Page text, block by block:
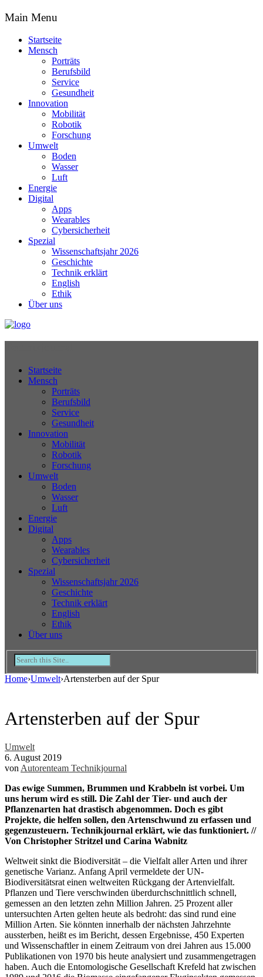
Main Menu
Startseite
Mensch
Porträts
Berufsbild
Service
Gesundheit
Innovation
Mobilität
Robotik
Forschung
Umwelt
Boden
Wasser
Luft
Energie
Digital
Apps
Wearables
Cybersicherheit
Spezial
Wissenschaftsjahr 2026
Geschichte
Technik erklärt
English
Ethik
Über uns
Startseite
Mensch
Porträts
Berufsbild
Service
Gesundheit
Innovation
Mobilität
Robotik
Forschung
Umwelt
Boden
Wasser
Luft
Energie
Digital
Apps
Wearables
Cybersicherheit
Spezial
Wissenschaftsjahr 2026
Geschichte
Technik erklärt
English
Ethik
Über uns
Home›Umwelt›Artensterben auf der Spur
Artensterben auf der Spur
Umwelt
6. August 2019
von Autorenteam Technikjournal
Das ewige Summen, Brummen und Krabbeln ist vorbei. Um
uns herum wird es still. Die Zahl der Tier- und auch der
Pflanzenarten hat drastisch abgenommen. Doch es gibt
Projekte, die helfen sollen, den Artenschwund zu erfassen und
gegenzusteuern. Technikjournal erklärt, wie das funktioniert. //
Von Christopher Stritzel und Carina Wabnitz
Weltweit sinkt die Biodiversität – die Vielfalt aller Arten und ihrer
genetische Varianz. Anfang April vermeldete der UN-
Biodiversitätsrat einen weltweiten Rückgang der Artenvielfalt.
Pflanzen und Tiere verschwinden überdurchschnittlich schnell,
gemessen an den letzten zehn Million Jahren. 25 Prozent aller
untersuchten Arten gelten heute als bedroht: das sind rund eine
Million Arten. Sie könnten innerhalb der nächsten Jahrzehnte
aussterben, heißt es im Bericht, dessen Ergebnisse, 450 Experten
und Wissenschaftler in einem Zeitraum von drei Jahren aus 15.000
Publikationen von 1970 bis heute analysiert und zusammengetragen
haben. Auch die Entomologische Gesellschaft Krefeld hat zwischen